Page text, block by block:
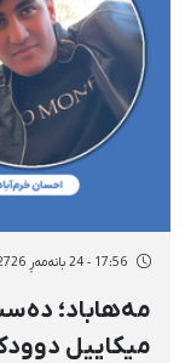
17:56 - 24 بانەمەڕ 2726
مەهاباد؛
میکاییل